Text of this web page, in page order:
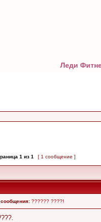
Леди
1 из 1 [ 1 сообщение ]
сообщения: ?????? ????!